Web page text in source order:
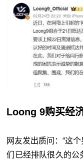
Loong 9购买经
网友发出质问：“这
们已经排队很久的公